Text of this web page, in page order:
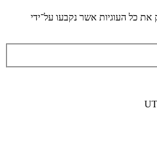
כל העוגיות אשר נקבעו על־ידי